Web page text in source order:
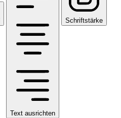
Text ausrichten
Schriftstärke